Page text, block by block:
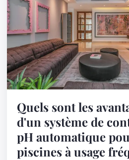
Quels sont les
d'un système de
pH automatique
piscines à usage